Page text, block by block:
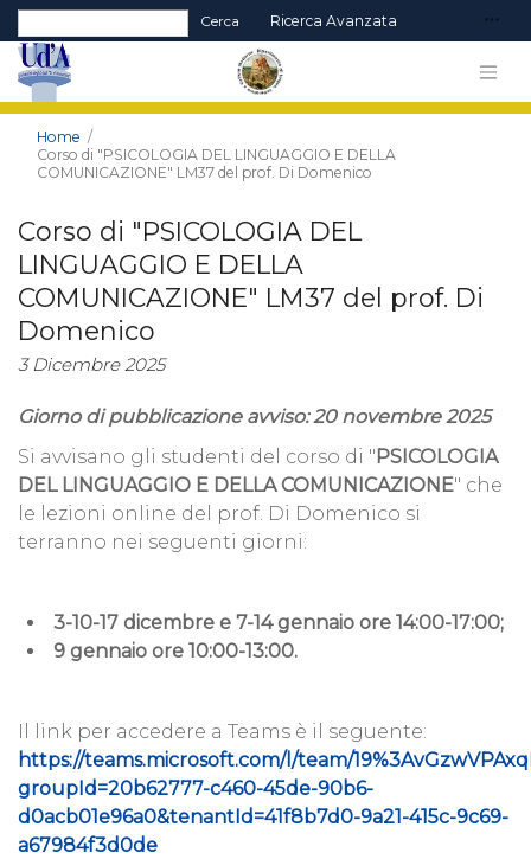
Form di ricerca
Cerca Ricerca Avanzata
Home
Corso di "PSICOLOGIA DEL LINGUAGGIO E DELLA
COMUNICAZIONE" LM37 del prof. Di Domenico
Corso di "PSICOLOGIA DEL
LINGUAGGIO E DELLA
COMUNICAZIONE" LM37 del prof. Di
Domenico
3 Dicembre 2025
Giorno di pubblicazione avviso: 20 novembre 2025
Si avvisano gli studenti del corso di " PSICOLOGIA
DEL LINGUAGGIO E DELLA COMUNICAZIONE" che
le lezioni online del prof. Di Domenico si
terranno nei seguenti giorni:
3-10-17 dicembre e 7-14 gennaio ore 14:00-17:00;
9 gennaio ore 10:00-13:00.
Il link per accedere a Teams è il seguente:
https://teams.microsoft.com/l/team/
groupId=20b62777-c460-45de-90b6-
d0acb01e96a0&tenantId=41f8b7d0-9a21-415c-9c69-
a67984f3d0de